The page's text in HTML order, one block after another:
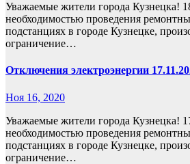
Уважаемые жители города Кузнецка!
необходимостью проведения
подстанциях в городе Кузнецке,
ограничение…
Отключения электроэнергии
Ноя 16, 2020
Уважаемые жители города Кузнецка!
необходимостью проведения
подстанциях в городе Кузнецке,
ограничение…